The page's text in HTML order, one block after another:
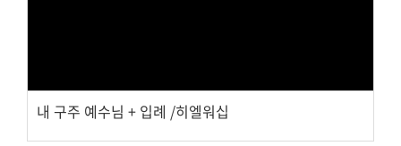
내 구주 예수님 + 입례 /히엘워십